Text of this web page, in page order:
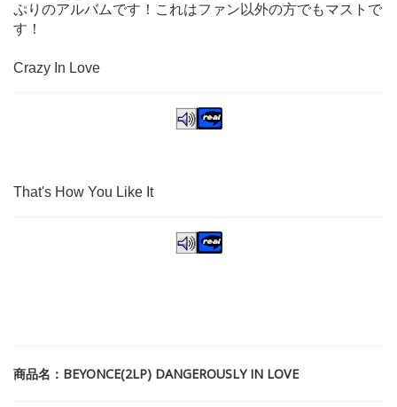
ぷりのアルバムです！これはファン以外の方でもマストで
す！
Crazy In Love
That's How You Like It
商品名：BEYONCE(2LP) DANGEROUSLY IN LOVE